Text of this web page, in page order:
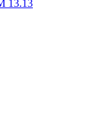
13.13